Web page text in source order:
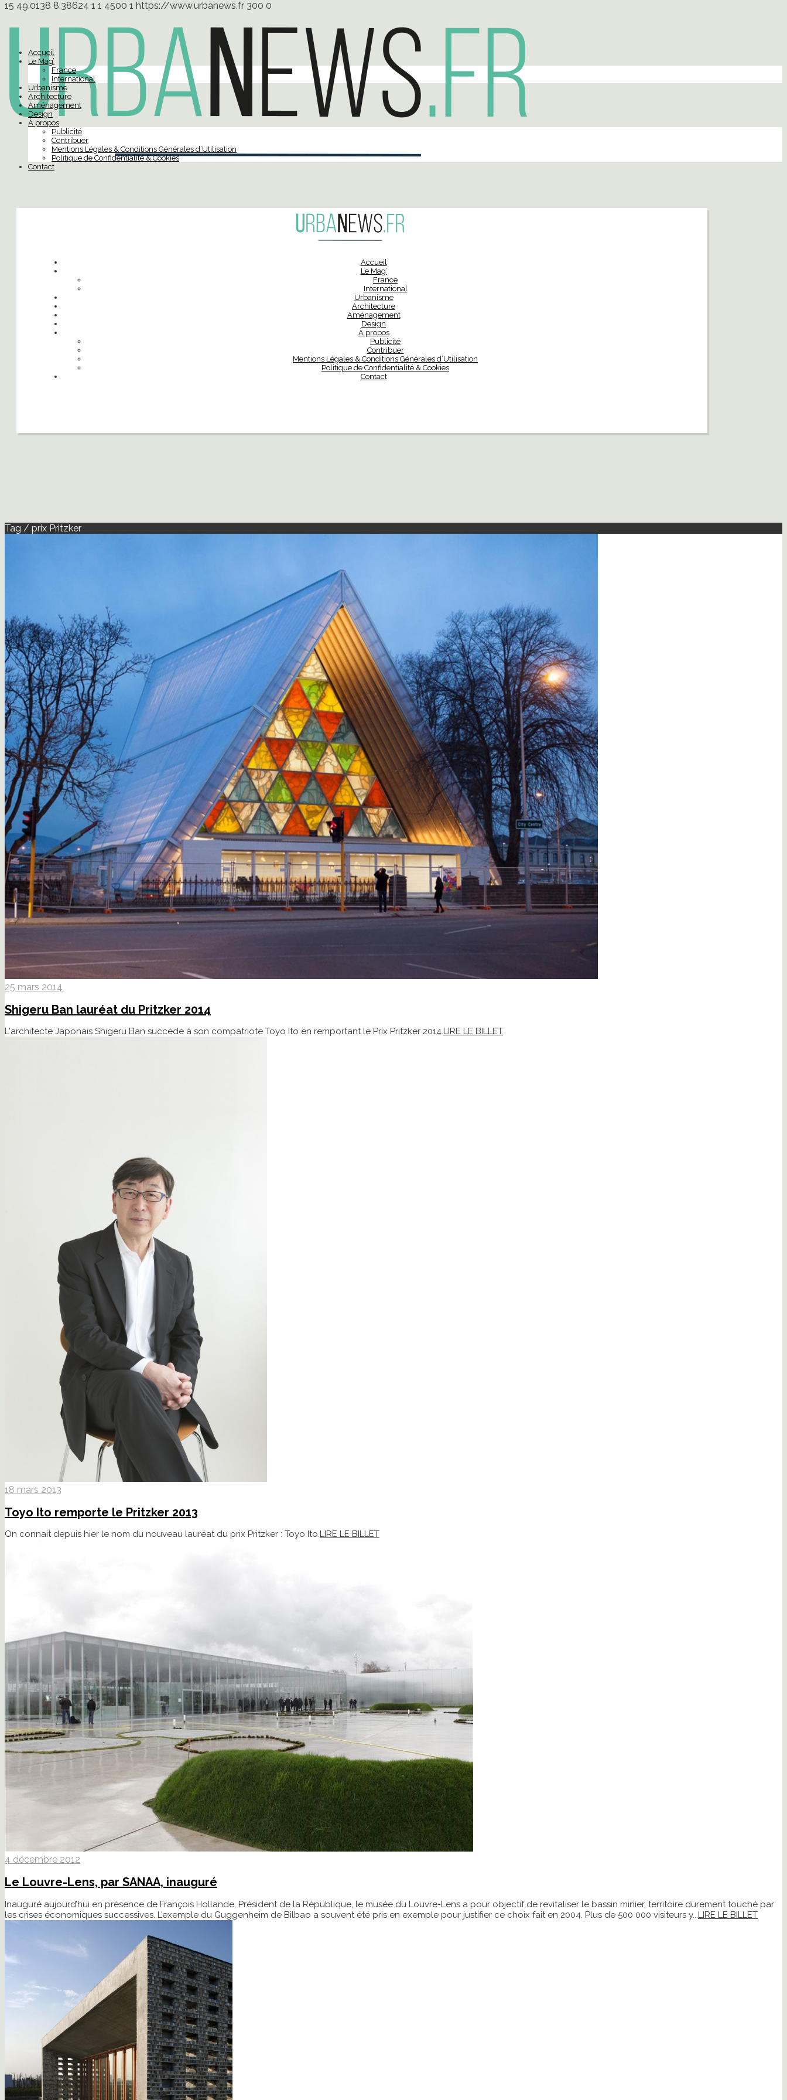
15 49.0138 8.38624 1 1 4500 1 https://www.urbanews.fr 300 0
Accueil
Le Mag’
France
International
Urbanisme
Architecture
Aménagement
Design
À propos
Publicité
Contribuer
Mentions Légales & Conditions Générales d’Utilisation
Politique de Confidentialité & Cookies
Contact
Accueil
Le Mag’
France
International
Urbanisme
Architecture
Aménagement
Design
À propos
Publicité
Contribuer
Mentions Légales & Conditions Générales d’Utilisation
Politique de Confidentialité & Cookies
Contact
Tag / prix Pritzker
25 mars 2014
Shigeru Ban lauréat du Pritzker 2014
L'architecte Japonais Shigeru Ban succède à son compatriote Toyo Ito en remportant le Prix Pritzker 2014.LIRE LE BILLET
18 mars 2013
Toyo Ito remporte le Pritzker 2013
On connait depuis hier le nom du nouveau lauréat du prix Pritzker : Toyo Ito.LIRE LE BILLET
4 décembre 2012
Le Louvre-Lens, par SANAA, inauguré
Inauguré aujourd’hui en présence de François Hollande, Président de la République, le musée du Louvre-Lens a pour objectif de revitaliser le bassin minier, territoire durement touché par
les crises économiques successives. L’exemple du Guggenheim de Bilbao a souvent été pris en exemple pour justifier ce choix fait en 2004. Plus de 500 000 visiteurs y... LIRE LE BILLET